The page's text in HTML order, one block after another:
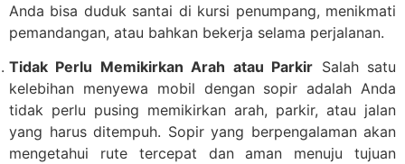
Anda bisa duduk santai di kursi penumpang, menikmati
pemandangan, atau bahkan bekerja selama perjalanan.
Tidak Perlu Memikirkan Arah atau Parkir Salah satu
kelebihan menyewa mobil dengan sopir adalah Anda
tidak perlu pusing memikirkan arah, parkir, atau jalan
yang harus ditempuh. Sopir yang berpengalaman akan
mengetahui rute tercepat dan aman menuju tujuan